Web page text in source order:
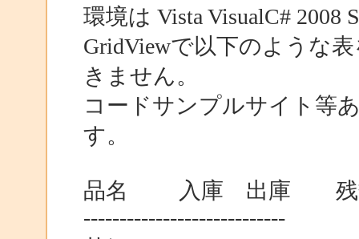
環境は Vista VisualC# 2008
GridViewで以下のような
きません。
コードサンプルサイト等
す。
品名 入庫 出庫 残
----------------------------